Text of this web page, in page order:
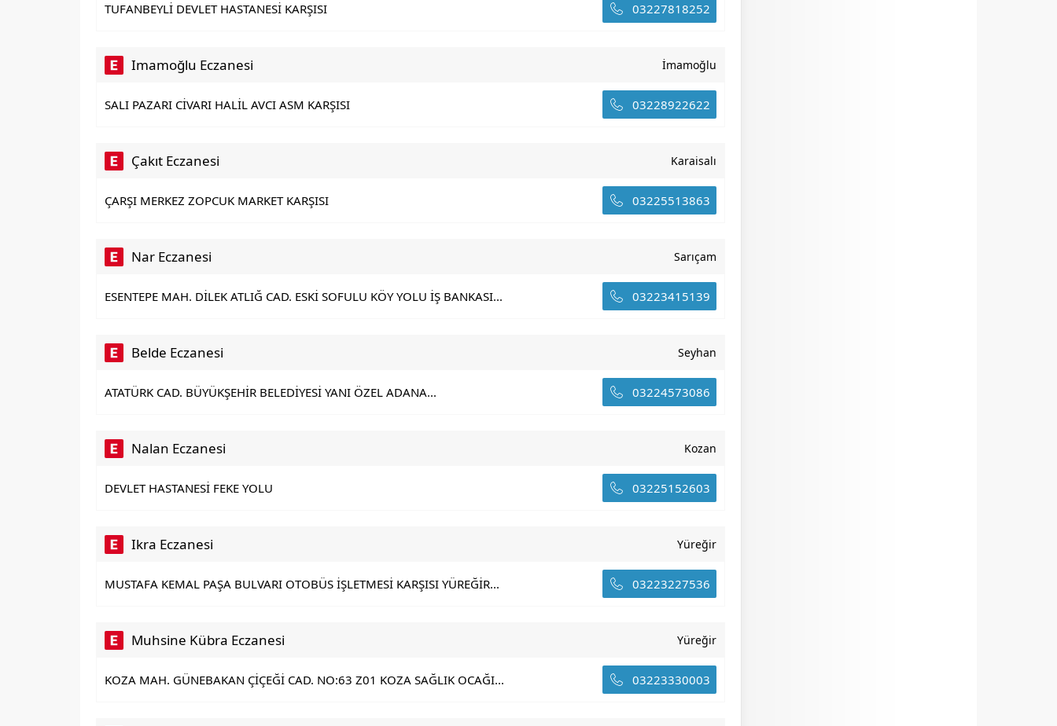
TUFANBEYLİ DEVLET HASTANESİ KARŞISI 03227818252
Imamoğlu Eczanesi İmamoğlu
SALI PAZARI CİVARI HALİL AVCI ASM KARŞISI 03228922622
Çakıt Eczanesi Karaisalı
ÇARŞI MERKEZ ZOPCUK MARKET KARŞISI 03225513863
Nar Eczanesi Sarıçam
ESENTEPE MAH. DİLEK ATLIĞ CAD. ESKİ SOFULU KÖY YOLU İŞ BANKASI... 03223415139
Belde Eczanesi Seyhan
ATATÜRK CAD. BÜYÜKŞEHİR BELEDİYESİ YANI ÖZEL ADANA... 03224573086
Nalan Eczanesi Kozan
DEVLET HASTANESİ FEKE YOLU 03225152603
Ikra Eczanesi Yüreğir
MUSTAFA KEMAL PAŞA BULVARI OTOBÜS İŞLETMESİ KARŞISI YÜREĞİR... 03223227536
Muhsine Kübra Eczanesi Yüreğir
KOZA MAH. GÜNEBAKAN ÇİÇEĞİ CAD. NO:63 Z01 KOZA SAĞLIK OCAĞI... 03223330003